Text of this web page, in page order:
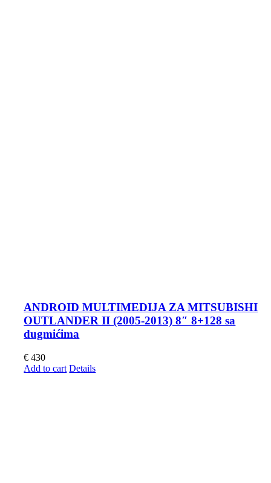
ANDROID MULTIMEDIJA ZA MITSUBISHI
OUTLANDER II (2005-2013) 8″ 8+128 sa
dugmićima
€ 430
Add to cart Details